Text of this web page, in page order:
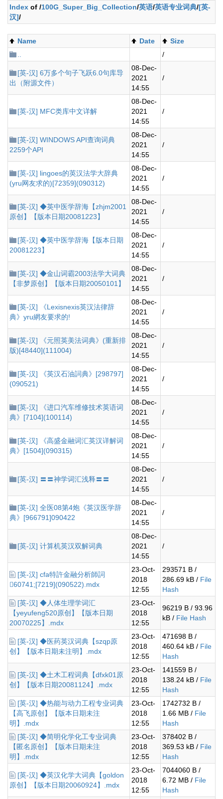
Index of /100G_Super_Big_Collection/英语/英语专业词典/[英-
汉]/
Name Date
Size
/
[英-汉] 6万多个句子飞跃6.0句库导
出（附源文件）
08-Dec-
2021
14:55
/
[英-汉] MFC类库中文详解
08-Dec-
2021
14:55
/
[英-汉] WINDOWS API查询词典
2259个API
08-Dec-
2021
14:55
/
[英-汉] lingoes的英汉法学大辞典
(yru网友求的)[72359](090312)
08-Dec-
2021
14:55
/
[英-汉] ◆英中医学辞海【zhjm2001
原创】【版本日期20081223】
08-Dec-
2021
14:55
/
[英-汉] ◆英中医学辞海【版本日期
20081223】
08-Dec-
2021
14:55
/
[英-汉] ◆金山词霸2003法学大词典
【非梦原创】【版本日期20050101】
08-Dec-
2021
14:55
/
[英-汉] 《Lexisnexis英汉法律辞
典》yru網友要求的!
08-Dec-
2021
14:55
/
[英-汉] 《元照英美法词典》(重新排
版)[48440](111004)
08-Dec-
2021
14:55
/
[英-汉] 《英汉石油詞典》[298797]
(090521)
08-Dec-
2021
14:55
/
[英-汉] 《进口汽车维修技术英语词
典》[7104](100114)
08-Dec-
2021
14:55
/
[英-汉] 《高盛金融词汇英汉详解词
典》[1504](090315)
08-Dec-
2021
14:55
/
[英-汉] 〓〓神学词汇浅释〓〓
08-Dec-
2021
14:55
/
[英-汉] 全医08第4炮《英汉医学辞
典》[966791]090422
08-Dec-
2021
14:55
/
[英-汉] 计算机英汉双解词典
08-Dec-
2021
14:55
/
[英-汉] cfa特許金融分析師詞
60741;[7219](090522).mdx
23-Oct-
2018
12:55
293571 B /
286.69 kB / File
Hash
[英-汉] ◆人体生理学词汇
【yeyufeng520原创】【版本日期
20070225】.mdx
23-Oct-
2018
12:55
96219 B / 93.96
kB / File Hash
[英-汉] ◆医药英汉词典【szqp原
创】【版本日期未注明】.mdx
23-Oct-
2018
12:55
471698 B /
460.64 kB / File
Hash
[英-汉] ◆土木工程词典【dfxk01原
创】【版本日期20081124】.mdx
23-Oct-
2018
12:55
141559 B /
138.24 kB / File
Hash
[英-汉] ◆热能与动力工程专业词典
【高飞原创】【版本日期未注
明】.mdx
23-Oct-
2018
12:55
1742732 B /
1.66 MB / File
Hash
[英-汉] ◆简明化学化工专业词典
【匿名原创】【版本日期未注
明】.mdx
23-Oct-
2018
12:55
378402 B /
369.53 kB / File
Hash
[英-汉] ◆英汉化学大词典【goldon
原创】【版本日期20060924】.mdx
23-Oct-
2018
12:55
7044060 B /
6.72 MB / File
Hash